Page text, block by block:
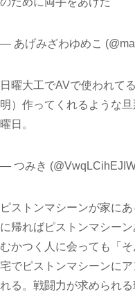
— あげみざわゆめこ
日曜大工でAVで使われて
明）作ってくれるような
曜日。
— つみき
ピストンマシーンが家に
に帰ればピストンマシー
むかつく人に会っても「
宅でピストンマシーンに
れる。戦闘力が求められ